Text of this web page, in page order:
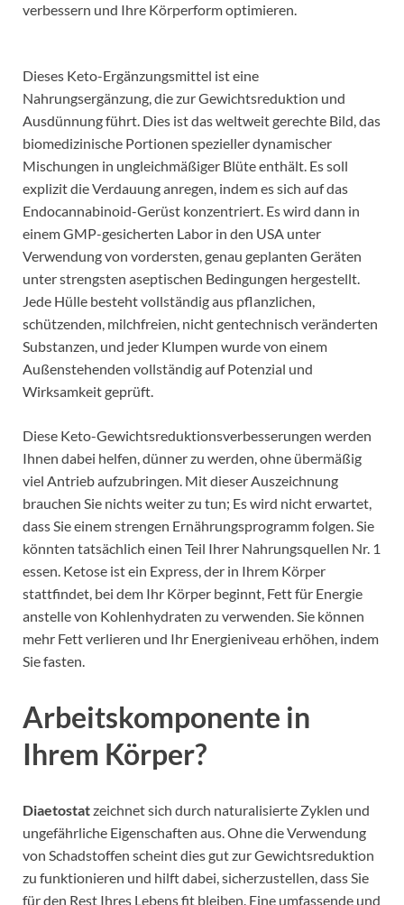
verbessern und Ihre Körperform optimieren.
Dieses Keto-Ergänzungsmittel ist eine
Nahrungsergänzung, die zur Gewichtsreduktion und
Ausdünnung führt. Dies ist das weltweit gerechte Bild, das
biomedizinische Portionen spezieller dynamischer
Mischungen in ungleichmäßiger Blüte enthält. Es soll
explizit die Verdauung anregen, indem es sich auf das
Endocannabinoid-Gerüst konzentriert. Es wird dann in
einem GMP-gesicherten Labor in den USA unter
Verwendung von vordersten, genau geplanten Geräten
unter strengsten aseptischen Bedingungen hergestellt.
Jede Hülle besteht vollständig aus pflanzlichen,
schützenden, milchfreien, nicht gentechnisch veränderten
Substanzen, und jeder Klumpen wurde von einem
Außenstehenden vollständig auf Potenzial und
Wirksamkeit geprüft.
Diese Keto-Gewichtsreduktionsverbesserungen werden
Ihnen dabei helfen, dünner zu werden, ohne übermäßig
viel Antrieb aufzubringen. Mit dieser Auszeichnung
brauchen Sie nichts weiter zu tun; Es wird nicht erwartet,
dass Sie einem strengen Ernährungsprogramm folgen. Sie
könnten tatsächlich einen Teil Ihrer Nahrungsquellen Nr. 1
essen. Ketose ist ein Express, der in Ihrem Körper
stattfindet, bei dem Ihr Körper beginnt, Fett für Energie
anstelle von Kohlenhydraten zu verwenden. Sie können
mehr Fett verlieren und Ihr Energieniveau erhöhen, indem
Sie fasten.
Arbeitskomponente in
Ihrem Körper?
Diaetostatzeichnet sich durch naturalisierte Zyklen und
ungefährliche Eigenschaften aus. Ohne die Verwendung
von Schadstoffen scheint dies gut zur Gewichtsreduktion
zu funktionieren und hilft dabei, sicherzustellen, dass Sie
für den Rest Ihres Lebens fit bleiben. Eine umfassende und